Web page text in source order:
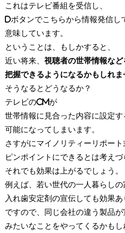
これはテレビ番組を受信し、
Dボタンでこちらから情報発信し
意味しています。
ということは、もしかすると、
近い将来、 視聴者の世帯情報など
把握できるようになるかもしれま
そうなるとどうなるか？
テレビのCMが
世帯情報に見合った内容に設定す
可能になってしまいます。
さすがにマイノリティーリポー
ピンポイントにできるとは考え
それでも効果は上がるでしょう。
例えば、若い世代の一人暮らしの
入れ歯安定剤の宣伝しても効果あ
ですので、同じ会社の違う製品が
みたいなことをやってくるかもし